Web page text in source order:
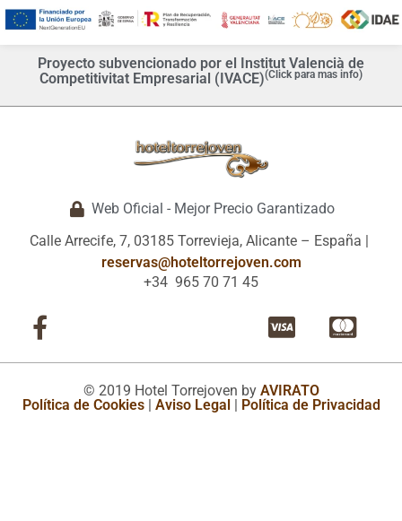
Proyecto subvencionado por el Institut Valencià de
Competitivitat Empresarial (IVACE)(Click para mas info)
Web Oficial - Mejor Precio Garantizado
Calle Arrecife, 7, 03185 Torrevieja, Alicante – España |
reservas@hoteltorrejoven.com
+34 965 70 71 45
© 2019 Hotel Torrejoven by AVIRATO
Política de Cookies| Aviso Legal| Política de Privacidad